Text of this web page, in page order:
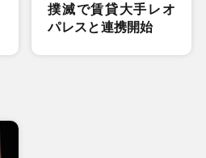
撲滅で賃貸大手レオ
パレスと連携開始